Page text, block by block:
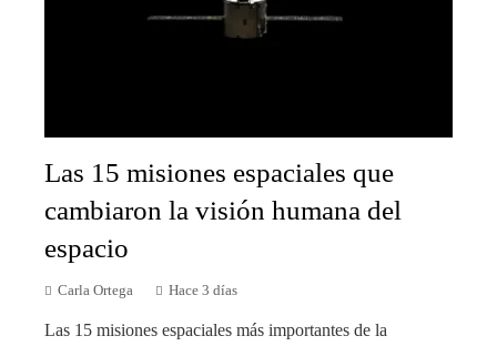
Las 15 misiones espaciales que
cambiaron la visión humana del
espacio
Carla Ortega Hace 3 días
Las 15 misiones espaciales más importantes de la